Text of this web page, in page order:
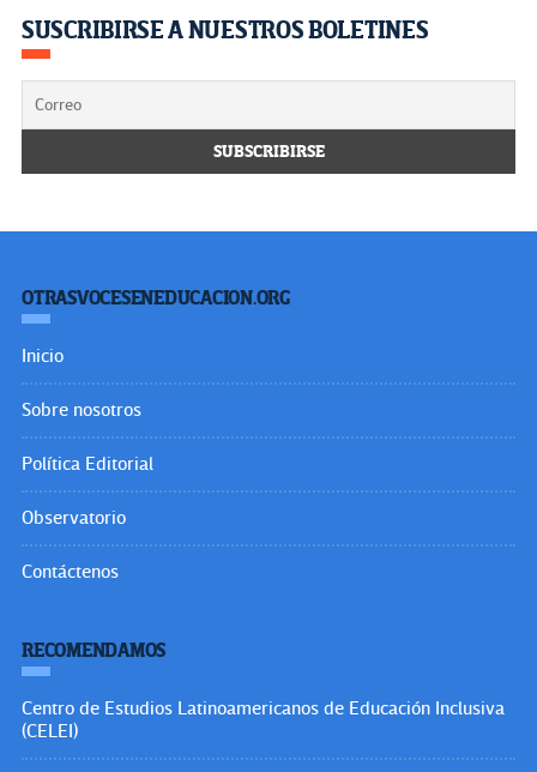
SUSCRIBIRSE A NUESTROS BOLETINES
OTRASVOCESENEDUCACION.ORG
Inicio
Sobre nosotros
Política Editorial
Observatorio
Contáctenos
RECOMENDAMOS
Centro de Estudios Latinoamericanos de Educación Inclusiva
(CELEI)